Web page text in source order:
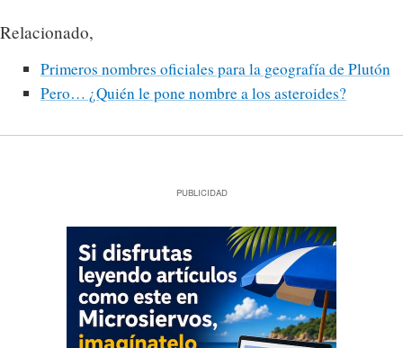
Relacionado,
Primeros nombres oficiales para la geografía de Plutón
Pero… ¿Quién le pone nombre a los asteroides?
PUBLICIDAD